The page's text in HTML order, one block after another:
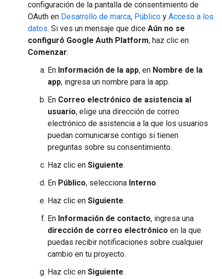
configuración de la pantalla de consentimiento de
OAuth en Desarrollo de marca, Público y Acceso a los
datos. Si ves un mensaje que dice Aún no se
configuró Google Auth Platform, haz clic en
Comenzar:
En Información de la app, en Nombre de la
app, ingresa un nombre para la app.
En Correo electrónico de asistencia al
usuario, elige una dirección de correo
electrónico de asistencia a la que los usuarios
puedan comunicarse contigo si tienen
preguntas sobre su consentimiento.
Haz clic en Siguiente.
En Público, selecciona Interno.
Haz clic en Siguiente.
En Información de contacto, ingresa una
dirección de correo electrónico en la que
puedas recibir notificaciones sobre cualquier
cambio en tu proyecto.
Haz clic en Siguiente.